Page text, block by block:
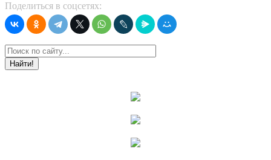
Поделиться в соцсетях:
Найти!